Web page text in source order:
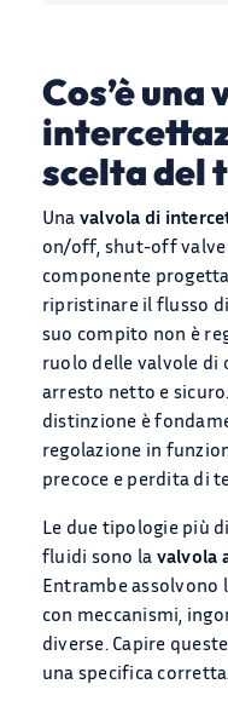
Cos’è
scelta del
Una valvola di
on/off, shut-off valve
componente
ripristinare il flusso
suo compito non è
ruolo delle valvole
arresto netto e
distinzione è
regolazione in
precoce e perdita di
Le due tipologie più
fluidi sono la valvola
Entrambe assolvono
con meccanismi,
diverse. Capire
una specifica